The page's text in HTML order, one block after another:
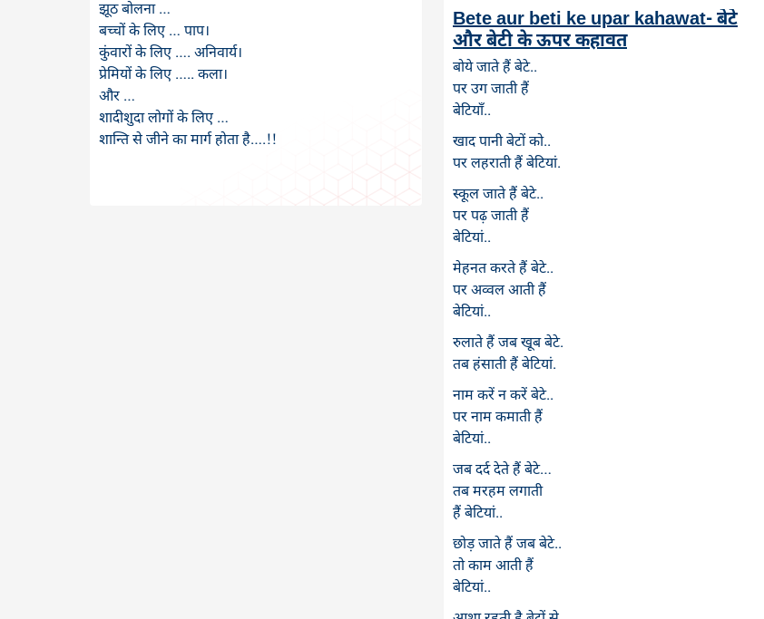
झूठ बोलना …
बच्चों के लिए … पाप।
कुंवारों के लिए …. अनिवार्य।
प्रेमियों के लिए ….. कला।
और …
शादीशुदा लोगों के लिए …
शान्ति से जीने का मार्ग होता है….!!
Bete aur beti ke upar kahawat- बेटे
और बेटी के ऊपर कहावत
बोये जाते हैं बेटे..
पर उग जाती हैं
बेटियाँ..
खाद पानी बेटों को..
पर लहराती हैं बेटियां.
स्कूल जाते हैं बेटे..
पर पढ़ जाती हैं
बेटियां..
मेहनत करते हैं बेटे..
पर अव्वल आती हैं
बेटियां..
रुलाते हैं जब खूब बेटे.
तब हंसाती हैं बेटियां.
नाम करें न करें बेटे..
पर नाम कमाती हैं
बेटियां..
जब दर्द देते हैं बेटे…
तब मरहम लगाती
हैं बेटियां..
छोड़ जाते हैं जब बेटे..
तो काम आती हैं
बेटियां..